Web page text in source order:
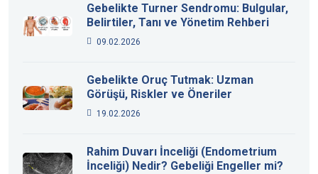
Gebelikte Turner Sendromu: Bulgular,
Belirtiler, Tanı ve Yönetim Rehberi
09.02.2026
Gebelikte Oruç Tutmak: Uzman
Görüşü, Riskler ve Öneriler
19.02.2026
Rahim Duvarı İnceliği (Endometrium
İnceliği) Nedir? Gebeliği Engeller mi?